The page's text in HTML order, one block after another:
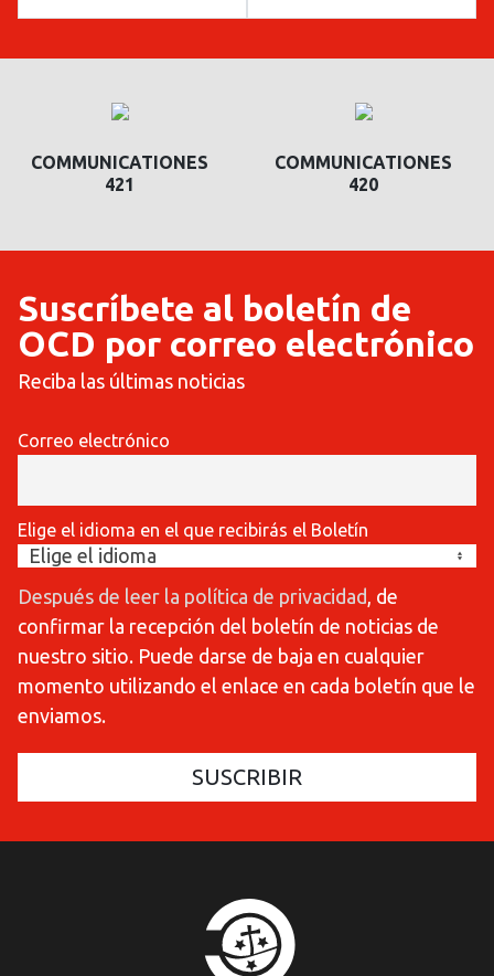
COMMUNICATIONES
420
COMMUNICATIONES
419
Suscríbete al boletín de
OCD por correo electrónico
Reciba las últimas noticias
Correo electrónico
Elige el idioma en el que recibirás el Boletín
Después de leer la política de privacidad , de
confirmar la recepción del boletín de noticias de
nuestro sitio. Puede darse de baja en cualquier
momento utilizando el enlace en cada boletín que le
enviamos.